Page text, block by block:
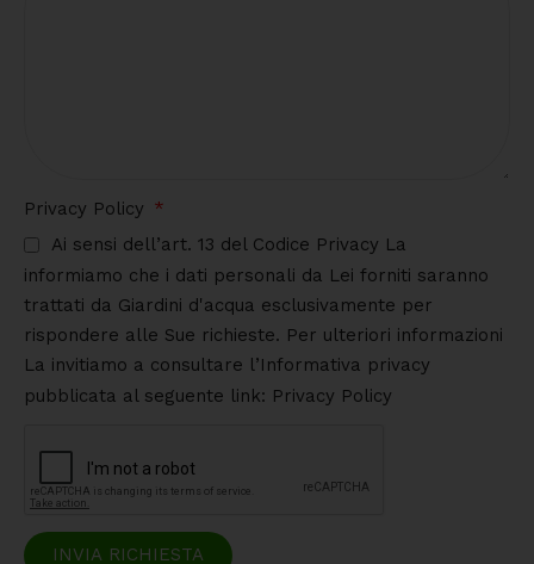
Privacy Policy
Ai sensi dell’art. 13 del Codice Privacy La
informiamo che i dati personali da Lei forniti saranno
trattati da Giardini d'acqua esclusivamente per
rispondere alle Sue richieste. Per ulteriori informazioni
La invitiamo a consultare l’Informativa privacy
pubblicata al seguente link: Privacy Policy
INVIA RICHIESTA